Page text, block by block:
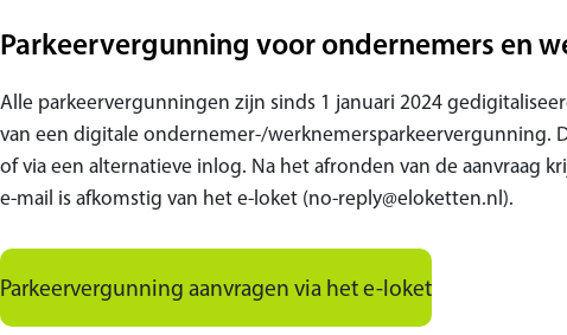
Parkeervergunning voor ondernemers en
Alle parkeervergunningen zijn sinds 1 januari 2024
van een digitale ondernemer-/werknemersparkeervergunning.
of via een alternatieve inlog. Na het afronden van de aanvraag
e-mail is afkomstig van het e-loket (no-reply@eloketten.nl).
Parkeervergunning aanvragen via het e-loket